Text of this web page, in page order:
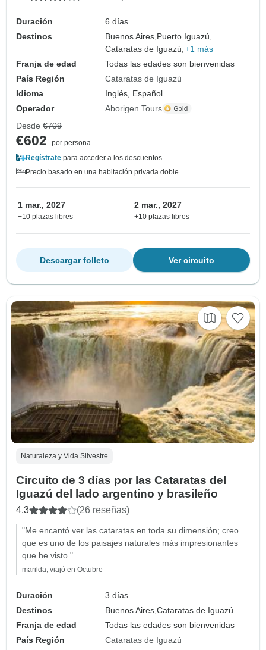
Duración
6 días
Destinos
Buenos Aires, Puerto Iguazú,
Cataratas de Iguazú, +1 más
Franja de edad
Todas las edades son bienvenidas
País Región
Cataratas de Iguazú
Idioma
Inglés, Español
Operador
Aborigen Tours
Desde €709
€602
por persona
Regístrate para acceder a los descuentos
Precio basado en una habitación privada doble
1 mar., 2027
+10 plazas libres
2 mar., 2027
+10 plazas libres
Ver circuito
Descargar folleto
Naturaleza y Vida Silvestre
Circuito de 3 días por las Cataratas del
Iguazú del lado argentino y brasileño
4.3 (26 reseñas)
"Me encantó ver las cataratas en toda su dimensión; creo
que es uno de los paisajes naturales más impresionantes
que he visto."
marilda, viajó en Octubre
Duración
3 días
Destinos
Buenos Aires,Cataratas de Iguazú
Franja de edad
Todas las edades son bienvenidas
País Región
Cataratas de Iguazú